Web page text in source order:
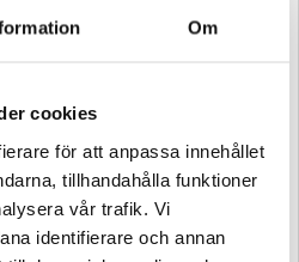
Om
cookies
för att anpassa innehållet
tillhandahålla funktioner
vår trafik. Vi
identifierare och annan
resenärer och vardagliga
robust skydd med premiummaterial och